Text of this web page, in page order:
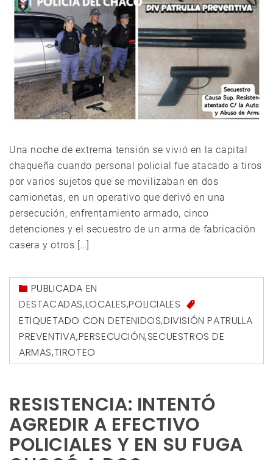
Una noche de extrema tensión se vivió en la capital
chaqueña cuando personal policial fue atacado a tiros
por varios sujetos que se movilizaban en dos
camionetas, en un operativo que derivó en una
persecución, enfrentamiento armado, cinco
detenciones y el secuestro de un arma de fabricación
casera y otros […]
PUBLICADA EN
DESTACADAS,LOCALES,POLICIALES
ETIQUETADO CON DETENIDOS,DIVISIÓN PATRULLA
PREVENTIVA,PERSECUCIÓN,SECUESTROS DE
ARMAS,TIROTEO
RESISTENCIA: INTENTÓ
AGREDIR A EFECTIVO
POLICIALES Y EN SU FUGA